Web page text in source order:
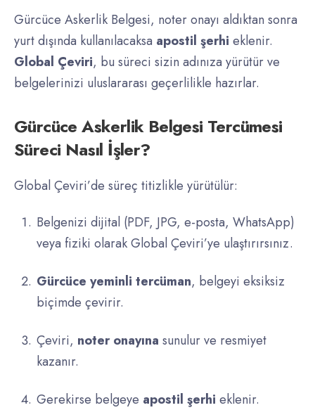
Gürcüce Askerlik Belgesi, noter onayı aldıktan sonra
yurt dışında kullanılacaksa apostil şerhi eklenir.
Global Çeviri, bu süreci sizin adınıza yürütür ve
belgelerinizi uluslararası geçerlilikle hazırlar.
Gürcüce Askerlik Belgesi Tercümesi
Süreci Nasıl İşler?
Global Çeviri’de süreç titizlikle yürütülür:
Belgenizi dijital (PDF, JPG, e-posta, WhatsApp)
veya fiziki olarak Global Çeviri’ye ulaştırırsınız.
Gürcüce yeminli tercüman, belgeyi eksiksiz
biçimde çevirir.
Çeviri, noter onayına sunulur ve resmiyet
kazanır.
Gerekirse belgeye apostil şerhi eklenir.